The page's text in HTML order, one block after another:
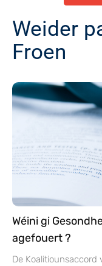
Weider
Froen
Wéini gi
agefouert ?
De Koalitiounsaccord